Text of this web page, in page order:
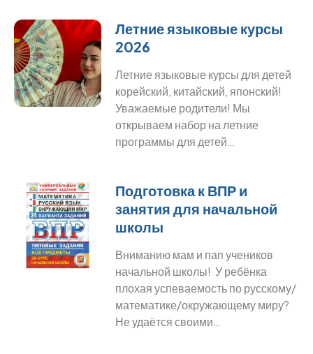
Летние языковые курсы
2026
Летние языковые курсы для детей
корейский, китайский, японский!
Уважаемые родители! Мы
открываем набор на летние
программы для детей…
Подготовка к ВПР и
занятия для начальной
школы
Вниманию мам и пап учеников
начальной школы! У ребёнка
плохая успеваемость по русскому/
математике/окружающему миру?
Не удаётся своими…